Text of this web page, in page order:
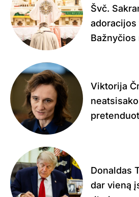
Švč.
adoracijos
Bažnyčios
Viktorija
Donaldas
dar vieną